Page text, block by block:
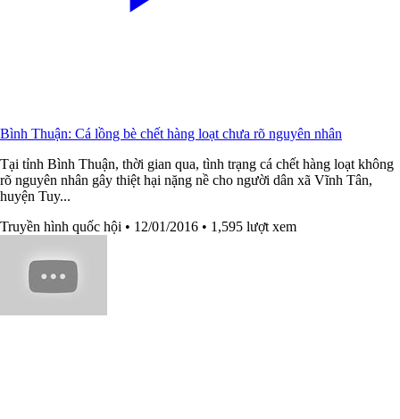
Bình Thuận: Cá lồng bè chết hàng loạt chưa rõ nguyên nhân
Tại tỉnh Bình Thuận, thời gian qua, tình trạng cá chết hàng loạt không
rõ nguyên nhân gây thiệt hại nặng nề cho người dân xã Vĩnh Tân,
huyện Tuy...
Truyền hình quốc hội • 12/01/2016 • 1,595 lượt xem